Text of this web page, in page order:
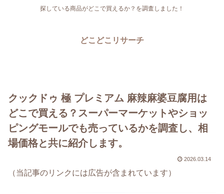
探している商品がどこで買えるか？を調査しました！
どこどこリサーチ
クックドゥ 極 プレミアム 麻辣麻婆豆腐用は
どこで買える？スーパーマーケットやショッ
ピングモールでも売っているかを調査し、相
場価格と共に紹介します。
2026.03.14
（当記事のリンクには広告が含まれています）